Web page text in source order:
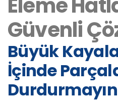
Eleme
Güvenli
Büyük
İçinde
Durdurmayın